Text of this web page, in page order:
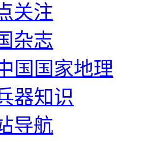
关注
杂志
国国家地理
器知识
导航